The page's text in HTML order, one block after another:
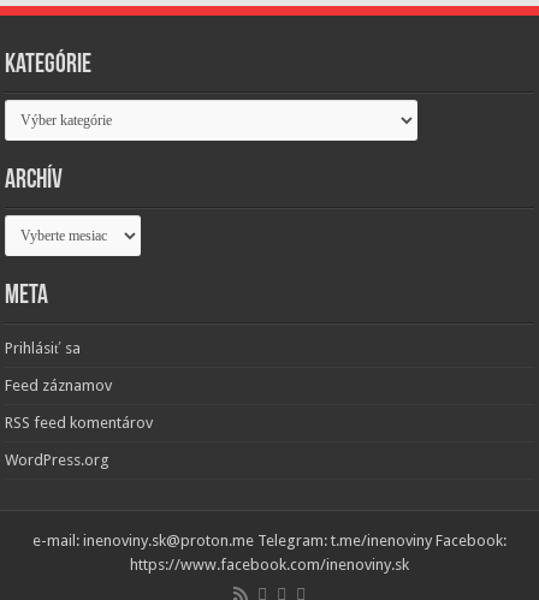
Kategórie
Kategórie
Archív
Archív
Meta
Prihlásiť sa
Feed záznamov
RSS feed komentárov
WordPress.org
e-mail: inenoviny.sk@proton.me Telegram: t.me/inenoviny Facebook:
https://www.facebook.com/inenoviny.sk